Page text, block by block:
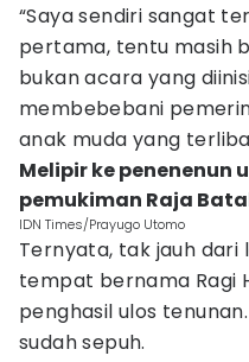
“Saya sendiri sangat
pertama, tentu masih
bukan acara yang
membebebani
anak muda yang
Melipir ke penenenun
pemukiman Raja
IDN Times/Prayugo Utomo
Ternyata, tak jauh dari
tempat bernama Ragi
penghasil ulos
sudah sepuh.